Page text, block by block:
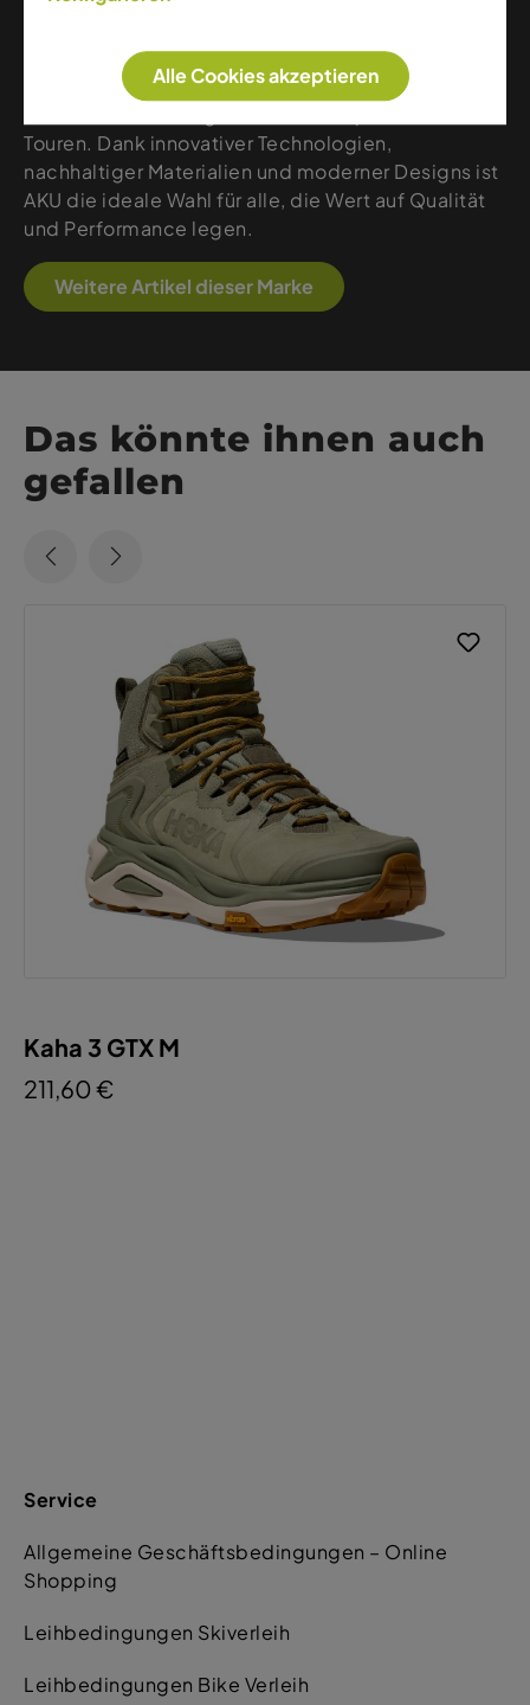
Schuhe, die Komfort, Stabilität und Langlebigkeit
perfekt vereinen – von leichten Wanderschuhen
Touren. Dank innovativer Technologien,
nachhaltiger Materialien und moderner Designs ist
AKU die ideale Wahl für alle, die Wert auf Qualität
und Performance legen.
Weitere Artikel dieser Marke
Das könnte ihnen auch
gefallen
Kaha 3 GTX M
211,60 €
Service
Allgemeine Geschäftsbedingungen – Online
Shopping
Leihbedingungen Skiverleih
Leihbedingungen Bike Verleih
Alle Cookies akzeptieren